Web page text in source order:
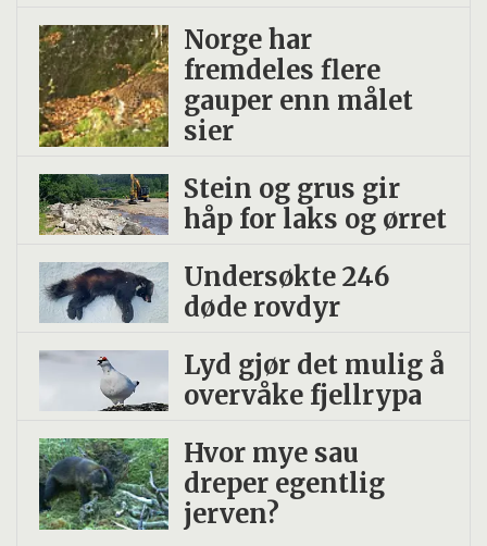
Norge har
fremdeles flere
gauper enn målet
sier
Stein og grus gir
håp for laks og ørret
Undersøkte 246
døde rovdyr
Lyd gjør det mulig å
overvåke fjellrypa
Hvor mye sau
dreper egentlig
jerven?